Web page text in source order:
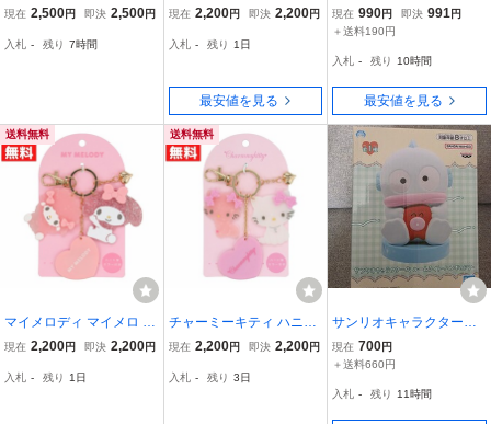
ひんやりバスケット 保冷
現在 2,500円 即決 2,500円
入札 - 残り 7時間
ん タイニーチャム ラメチ
リオ ラメ仕様 ハートミラ
現在 2,200円 即決 2,200円
入札 - 残り 1日
最安値を見る
もちもちぱんだ キーリン
グ ミニフィギュアキーホ
ンリオ カミオジャパン プ
レゼン
現在 990円 即決 991円
＋送料190円
入札 - 残り 10時間
最安値を見る
送料無料
マイメロディ マイメロ マ
イスウィートピアノ ラメ
ンリオ ラメ仕様 ミラー付
現在 2,200円 即決 2,200円
入札 - 残り 1日
送料無料
チャーミーキティ ハニー
キュート ラメチャーム サ
き アクセサリー 小物 ラ
現在 2,200円 即決 2,200円
入札 - 残り 3日
サンリオキャラクター
ズ ルームライト ハン
ギョドン
現在 700円
＋送料660円
入札 - 残り 11時間